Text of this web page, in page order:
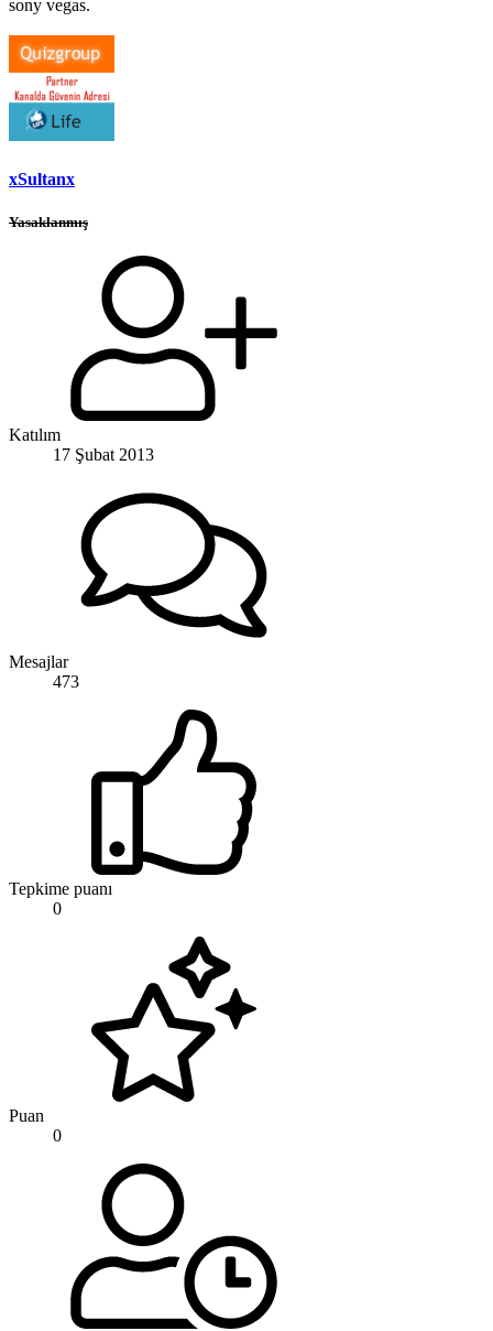
sony vegas.
xSultanx
Yasaklanmış
Katılım
17 Şubat 2013
Mesajlar
473
Tepkime puanı
0
Puan
0